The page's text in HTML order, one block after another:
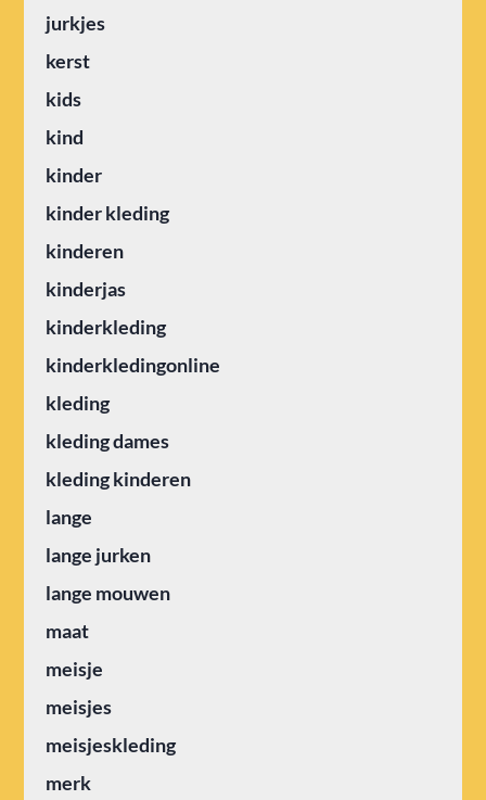
jurkjes
kerst
kids
kind
kinder
kinder kleding
kinderen
kinderjas
kinderkleding
kinderkledingonline
kleding
kleding dames
kleding kinderen
lange
lange jurken
lange mouwen
maat
meisje
meisjes
meisjeskleding
merk